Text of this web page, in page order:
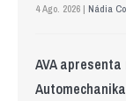
4 Ago. 2026 | Nádia
AVA
Automechanika